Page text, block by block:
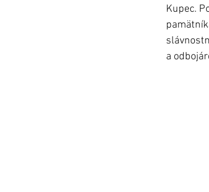
Kupec.
a